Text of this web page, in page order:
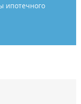
ипотечного